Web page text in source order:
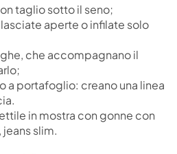
taglio sotto il seno;
aperte o infilate solo
che accompagnano il
a portafoglio: creano una linea
in mostra con gonne con
slim.